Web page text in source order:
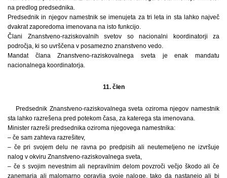
na predlog predsednika.
Predsednik in njegov namestnik se imenujeta za tri leta in sta lahko največ
dvakrat zaporedoma imenovana na isto funkcijo.
Člani Znanstveno-raziskovalnih svetov so nacionalni koordinatorji za
področja, ki so uvrščena v posamezno znanstveno vedo.
Mandat člana Znanstveno-raziskovalnega sveta je enak mandatu
nacionalnega koordinatorja.
11. člen
Predsednik Znanstveno-raziskovalnega sveta oziroma njegov namestnik
sta lahko razrešena pred potekom časa, za katerega sta imenovana.
Minister razreši predsednika oziroma njegovega namestnika:
– če sam zahteva razrešitev,
– če pri svojem delu ne ravna po predpisih ali neutemeljeno ne izvršuje
nalog v okviru Znanstveno-raziskovalnega sveta,
– če s svojim nevestnim ali nepravilnim delom povzroči večjo škodo ali če
zanemarja ali malomarno opravlja svoje naloge, tako da nastanejo ali bi